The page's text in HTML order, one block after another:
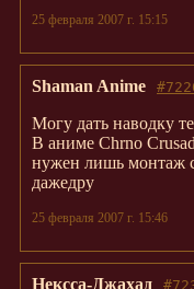
25 февраля 2007 г. 15:15
Shaman Anime
Могу дать наводку
В аниме Chrno
нужен лишь монтаж
дажедру
25 февраля 2007 г. 15:46
Нексса-Джахад